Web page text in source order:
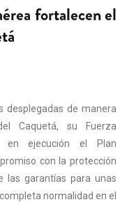
fortalecen el
desplegadas de manera
Caquetá, su Fuerza
en ejecución el Plan
con la protección
las garantías para unas
normalidad en el